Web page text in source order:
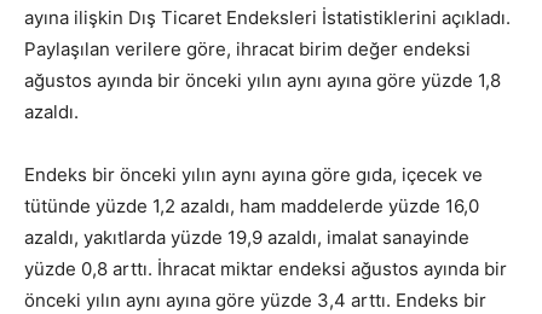
ayına ilişkin Dış Ticaret Endeksleri İstatistiklerini açıkladı.
Paylaşılan verilere göre, ihracat birim değer endeksi
ağustos ayında bir önceki yılın aynı ayına göre yüzde 1,8
azaldı.
Endeks bir önceki yılın aynı ayına göre gıda, içecek ve
tütünde yüzde 1,2 azaldı, ham maddelerde yüzde 16,0
azaldı, yakıtlarda yüzde 19,9 azaldı, imalat sanayinde
yüzde 0,8 arttı. İhracat miktar endeksi ağustos ayında bir
önceki yılın aynı ayına göre yüzde 3,4 arttı. Endeks bir